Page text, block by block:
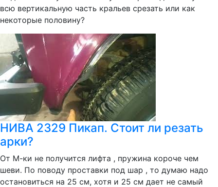
всю вертикальную часть кральев срезать или как
некоторые половину?
НИВА 2329 Пикап. Стоит ли резать
арки?
От М-ки не получится лифта , пружина короче чем
шеви. По поводу проставки под шар , то думаю надо
остановиться на 25 см, хотя и 25 см дает не самый